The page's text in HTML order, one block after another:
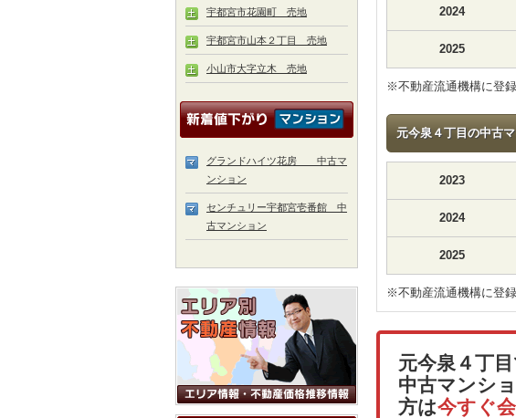
2024
2025
※不動産流通機構に登
元今泉４丁目の中古
2023
2024
2025
※不動産流通機構に登
元今泉４丁
中古マンシ
方は今すぐ
宇都宮市花園町 売地
宇都宮市山本２丁目 売地
小山市大字立木 売地
グランドハイツ花房 中古マ
ンション
センチュリー宇都宮壱番館 中
古マンション